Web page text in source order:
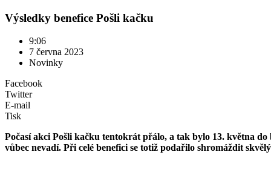
Výsledky benefice Pošli kačku
9:06
7 června 2023
Novinky
Facebook
Twitter
E-mail
Tisk
Počasí akci Pošli kačku tentokrát přálo, a tak bylo 13. května
vůbec nevadí. Při celé benefici se totiž podařilo shromáždit